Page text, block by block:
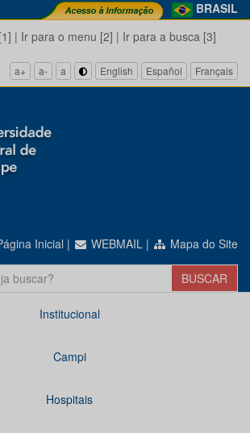
BRASIL
| Ir para o menu [2] | Ir para a busca [3]
a+ a- a English Español Français
Inicial | WEBMAIL | Mapa do Site
Institucional
Campi
Hospitais